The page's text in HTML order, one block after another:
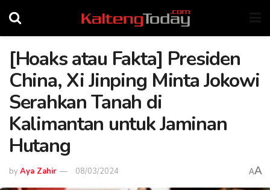
[Hoaks atau Fakta] Presiden
China, Xi Jinping Minta Jokowi
Serahkan Tanah di
Kalimantan untuk Jaminan
Hutang
byAya Zahir 08/03/2024 AA